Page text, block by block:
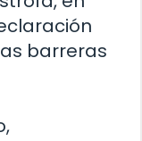
barreras